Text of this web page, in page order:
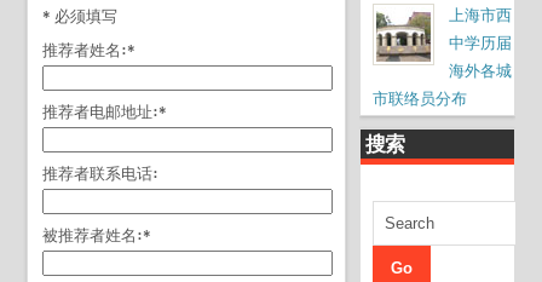
*必须填写
推荐者姓名:*
推荐者电邮地址:*
推荐者联系电话:
被推荐者姓名:*
上海市西
中学历届
海外各城
市联络员分布
搜索